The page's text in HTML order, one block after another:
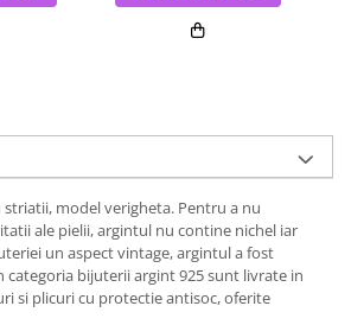
striatii, model verigheta. Pentru a nu
ale pielii, argintul nu contine nichel iar
un aspect vintage, argintul a fost
categoria bijuterii argint 925 sunt livrate in
si plicuri cu protectie antisoc, oferite